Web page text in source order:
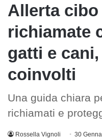
Allerta
richiamate
gatti e
coinvolti
Una guida chiara
richiamati e
Rossella Vignoli 30